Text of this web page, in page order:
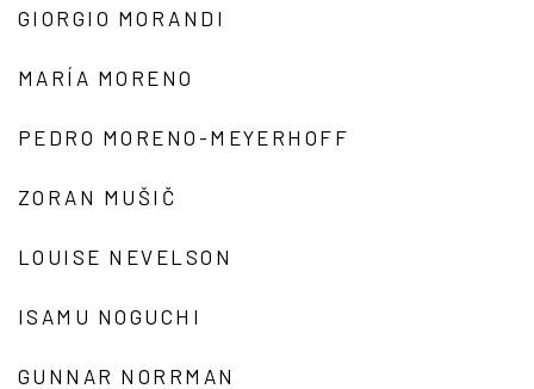
GIORGIO MORANDI
MARÍA MORENO
PEDRO MORENO-MEYERHOFF
ZORAN MUŠIČ
LOUISE NEVELSON
ISAMU NOGUCHI
GUNNAR NORRMAN